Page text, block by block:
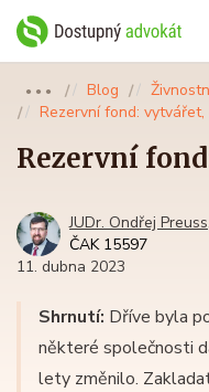
●●● Blog
Rezervní fond: vytvářet,
Rezervní
JUDr. Ondřej
ČAK 15597
11. dubna 2023
Shrnutí: Dříve byla
některé společnosti
lety změnilo.